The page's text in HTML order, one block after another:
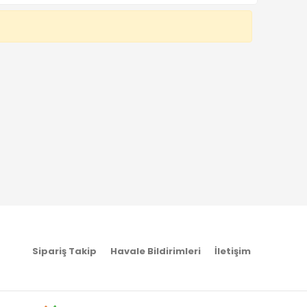
Sipariş Takip Havale Bildirimleri İletişim